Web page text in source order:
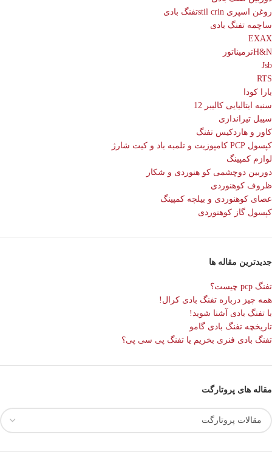
روغن اسپری stil crinتفنگ بادی
ساچمه تفنگ بادی
EXAX
H&Nترمیناتور
Jsb
RTS
بارا کودا
سنبه ایتالیایی کالیبر 12
سیبل تیراندازی
کاور و هاردکیس تفنگ
کپسول PCP کامپوزیت و تلمبه باد و کیت شارژ
لوازم کمپینگ
دوربین دوچشمی کو هنوردی و شکار
ظروف کوهنوردی
عصای کوهنوردی و بیلچه کمپینگ
کپسول گاز کوهنوردی
جدیدترین مقاله ها
تفنگ pcp چیست؟
همه چیز درباره تفنگ بادی کرال!
با تفنگ بادی آشنا شوید!
تاریخچه تفنگ بادی گامو
تفنگ بادی فنری بخریم یا تفنگ پی سی پی؟
مقاله های پروتارگت